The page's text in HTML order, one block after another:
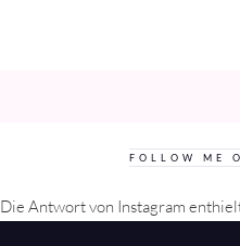
FOLLOW ME
Die Antwort von Instagram